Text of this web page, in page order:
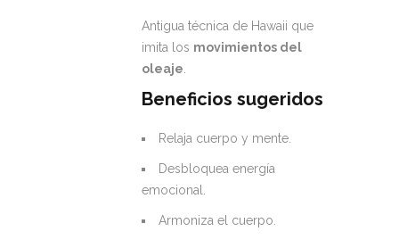
Antigua técnica de Hawaii que
imita los movimientos del
oleaje.
Beneficios sugeridos
Relaja cuerpo y mente.
Desbloquea energía
emocional.
Armoniza el cuerpo.